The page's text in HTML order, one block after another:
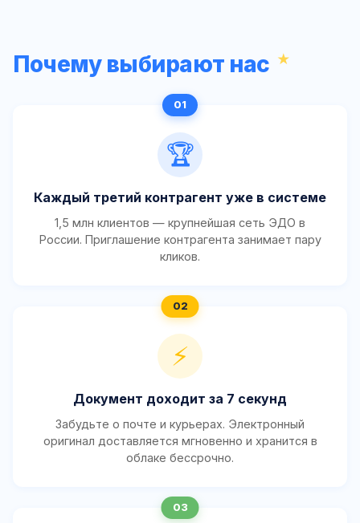
Почему выбирают нас
🏆
Каждый третий контрагент уже в системе
1,5 млн клиентов — крупнейшая сеть ЭДО в
России. Приглашение контрагента занимает пару
кликов.
⚡
Документ доходит за 7 секунд
Забудьте о почте и курьерах. Электронный
оригинал доставляется мгновенно и хранится в
облаке бессрочно.